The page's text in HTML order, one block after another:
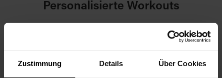
Zustimmung Details Über Cookies
Personalisierte Workouts
Durch die analysierten Echtzeitdaten werden die
Biostrength-Trainingsgeräte anhand der Ergebnisse
individuell angepasst. So ermöglichen Sie Ihren
Mitgliedern, ihre Fitnessziele schneller zu erreichen.